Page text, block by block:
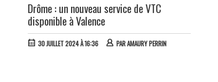
Drôme : un nouveau service de VTC
disponible à Valence
30 JUILLET 2024 À 16:36 PARAMAURY PERRIN